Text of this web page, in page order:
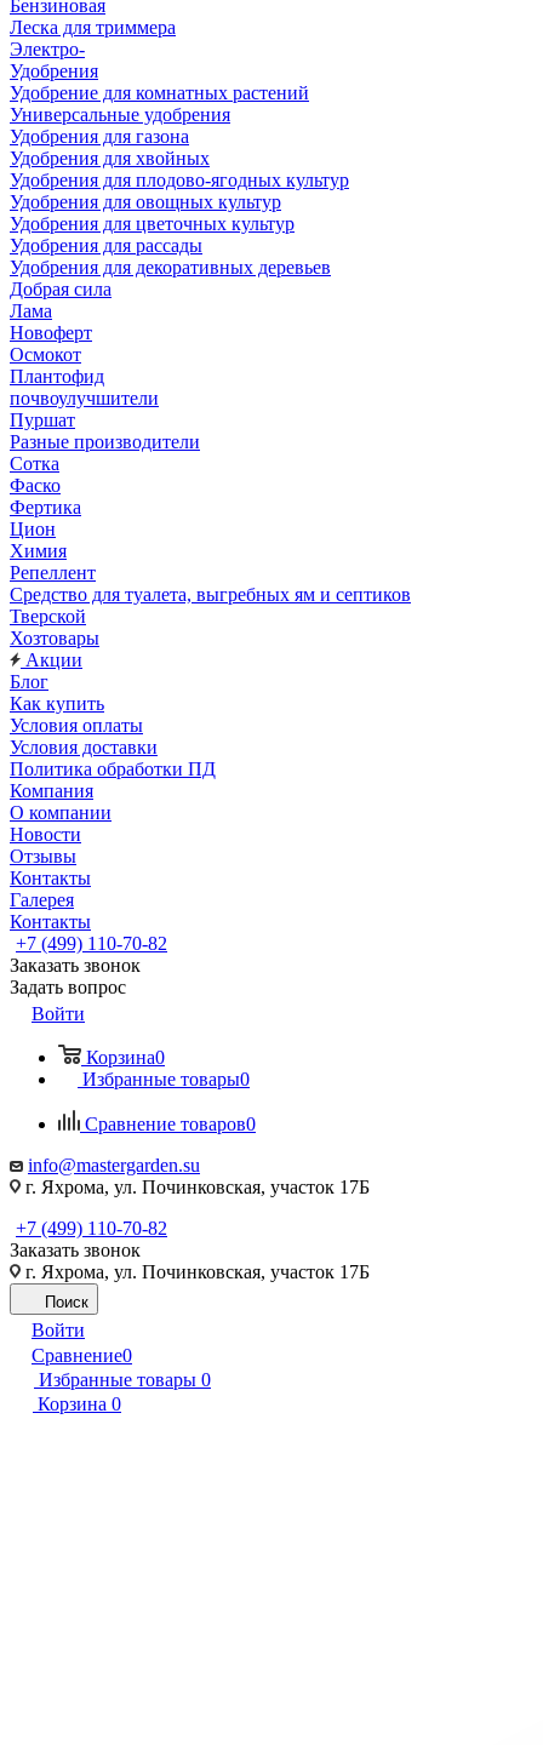
Бензиновая
Леска для триммера
Электро-
Удобрения
Удобрение для комнатных растений
Универсальные удобрения
Удобрения для газона
Удобрения для хвойных
Удобрения для плодово-ягодных культур
Удобрения для овощных культур
Удобрения для цветочных культур
Удобрения для рассады
Удобрения для декоративных деревьев
Добрая сила
Лама
Новоферт
Осмокот
Плантофид
почвоулучшители
Пуршат
Разные производители
Сотка
Фаско
Фертика
Цион
Химия
Репеллент
Средство для туалета, выгребных ям и септиков
Тверской
Хозтовары
Акции
Блог
Как купить
Условия оплаты
Условия доставки
Политика обработки ПД
Компания
О компании
Новости
Отзывы
Контакты
Галерея
Контакты
+7 (499) 110-70-82
Заказать звонок
Задать вопрос
Войти
Корзина0
Избранные товары0
Сравнение товаров0
info@mastergarden.su
г. Яхрома, ул. Починковская, участок 17Б
+7 (499) 110-70-82
Заказать звонок
г. Яхрома, ул. Починковская, участок 17Б
Поиск
Войти
Сравнение0
Избранные товары 0
Корзина 0